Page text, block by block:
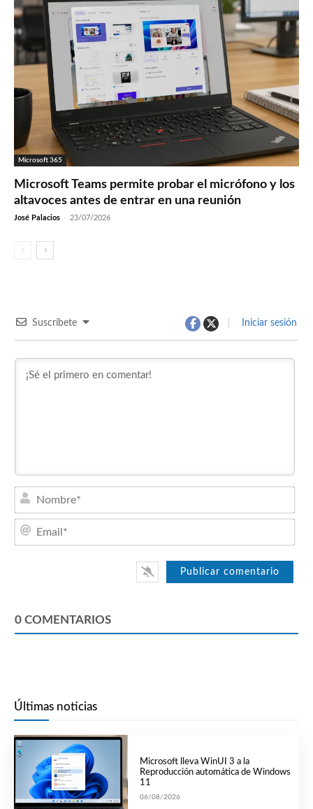
Microsoft 365
Microsoft Teams permite probar el micrófono y los
altavoces antes de entrar en una reunión
José Palacios - 23/07/2026
Suscríbete Iniciar sesión
0 COMENTARIOS
Últimas noticias
Microsoft lleva WinUI 3 a la
Reproducción automática de Windows
11
06/08/2026